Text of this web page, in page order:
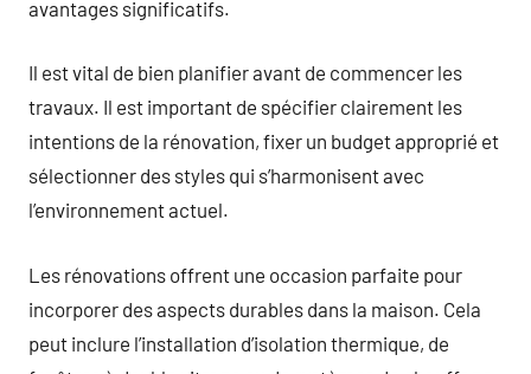
avantages significatifs.
Il est vital de bien planifier avant de commencer les
travaux. Il est important de spécifier clairement les
intentions de la rénovation, fixer un budget approprié et
sélectionner des styles qui s’harmonisent avec
l’environnement actuel.
Les rénovations offrent une occasion parfaite pour
incorporer des aspects durables dans la maison. Cela
peut inclure l’installation d’isolation thermique, de